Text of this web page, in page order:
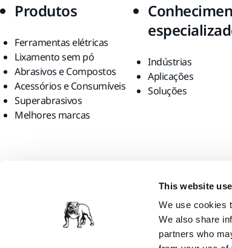
This website
We use cookies
We also share
partners who
Produtos
Ferramentas elétricas
Lixamento sem pó
Abrasivos e Compostos
Acessórios e Consumíveis
Superabrasivos
Melhores marcas
Indústrias
Aplicações
Soluções